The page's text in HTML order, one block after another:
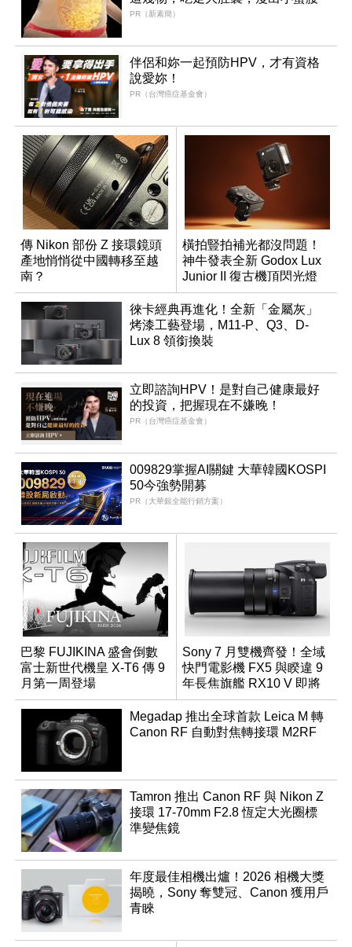
PR（新素簡）
伴侶和妳一起預防HPV，才有資格
說愛妳！
PR（台灣癌症基金會）
傳 Nikon 部份 Z 接環鏡頭
產地悄悄從中國轉移至越
南？
橫拍豎拍補光都沒問題！
神牛發表全新 Godox Lux
Junior II 復古機頂閃光燈
徠卡經典再進化！全新「金屬灰」
烤漆工藝登場，M11-P、Q3、D-
Lux 8 領銜換裝
立即諮詢HPV！是對自己健康最好
的投資，把握現在不嫌晚！
PR（台灣癌症基金會）
009829掌握AI關鍵 大華韓國KOSPI
50今強勢開募
PR（大華銀全能行銷方案）
巴黎 FUJIKINA 盛會倒數
富士新世代機皇 X-T6 傳 9
月第一周登場
Sony 7 月雙機齊發！全域
快門電影機 FX5 與睽違 9
年長焦旗艦 RX10 V 即將
登場
Megadap 推出全球首款 Leica M 轉
Canon RF 自動對焦轉接環 M2RF
Tamron 推出 Canon RF 與 Nikon Z
接環 17-70mm F2.8 恆定大光圈標
準變焦鏡
年度最佳相機出爐！2026 相機大獎
揭曉，Sony 奪雙冠、Canon 獲用戶
青睞